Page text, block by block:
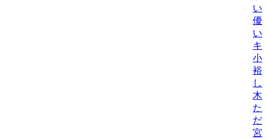
い
優
い
キ
小
裕
し
木
た
だ
宮